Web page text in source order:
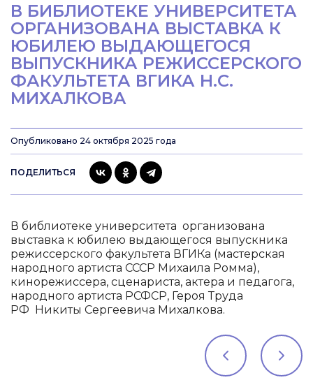
В БИБЛИОТЕКЕ УНИВЕРСИТЕТА
ОРГАНИЗОВАНА ВЫСТАВКА К
ЮБИЛЕЮ ВЫДАЮЩЕГОСЯ
ВЫПУСКНИКА РЕЖИССЕРСКОГО
ФАКУЛЬТЕТА ВГИКА Н.С.
МИХАЛКОВА
Опубликовано 24 октября 2025 года
ПОДЕЛИТЬСЯ
В библиотеке университета организована
выставка к юбилею выдающегося выпускника
режиссерского факультета ВГИКа (мастерская
народного артиста СССР Михаила Ромма),
кинорежиссера, сценариста, актера и педагога,
народного артиста РСФСР, Героя Труда
РФ Никиты Сергеевича Михалкова.